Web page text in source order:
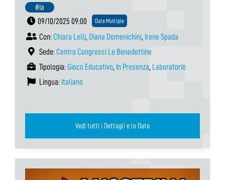
#ia
09/10/2025 09:00
Date Multiple
Con: Chiara Lelli, Diana Domenichini, Irene Spada
Sede: Centro Congressi Le Benedettine
Tipologia: Gioco Educativo, In Presenza, Laboratorio
Lingua: Italiano
Vedi tutti i Dettagli e le Date